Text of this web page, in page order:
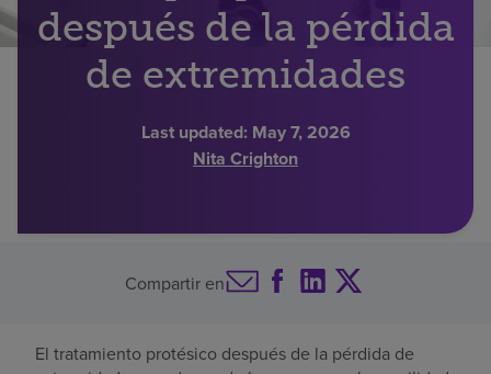
Buscar un centro
después de la pérdida
de extremidades
Last updated: May 7, 2026
Nita Crighton
Compartir en
El tratamiento protésico después de la pérdida de